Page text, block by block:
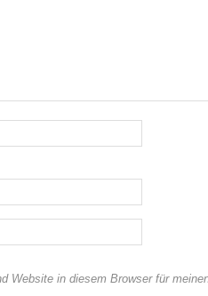
Website in diesem Browser für